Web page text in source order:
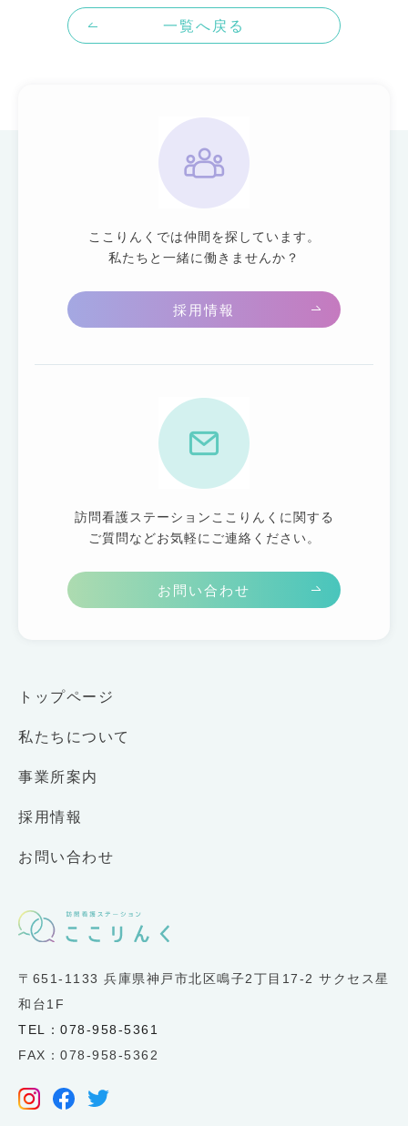
一覧へ戻る
ここりんくでは仲間を探しています。
私たちと一緒に働きませんか？
採用情報
訪問看護ステーションここりんくに関する
ご質問などお気軽にご連絡ください。
お問い合わせ
〒651-1133 兵庫県神戸市北区鳴子2丁目17-2 サクセス星
和台1F
TEL：078-958-5361
FAX：078-958-5362
トップページ
私たちについて
事業所案内
採用情報
お問い合わせ